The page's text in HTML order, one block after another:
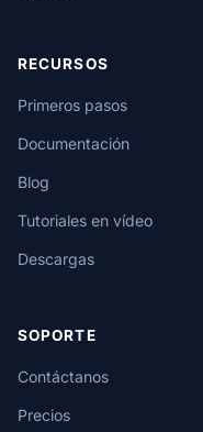
RECURSOS
Primeros pasos
Documentación
Blog
Tutoriales en vídeo
Descargas
SOPORTE
Contáctanos
Precios